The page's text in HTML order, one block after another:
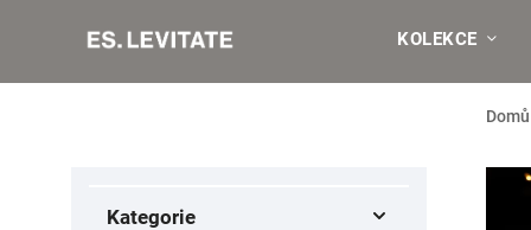
KOLEKCE
Domů
Kategorie